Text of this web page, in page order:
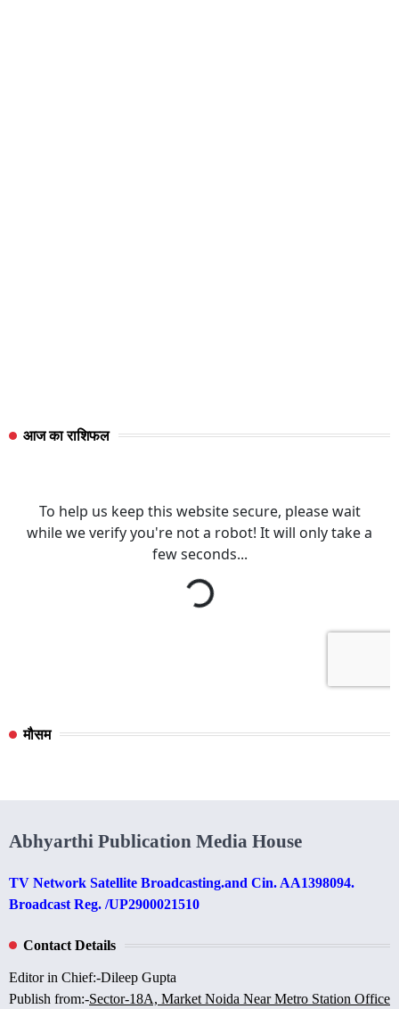
आज का राशिफल
मौसम
Abhyarthi Publication Media House
TV Network Satellite Broadcasting.and Cin. AA1398094.
Broadcast Reg. /UP2900021510
Contact Details
Editor in Chief:-Dileep Gupta
Publish from:-Sector-18A, Market Noida Near Metro Station Office